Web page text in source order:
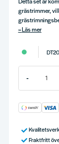
grästrimmer,
Läs mer
-
Fraktfritt